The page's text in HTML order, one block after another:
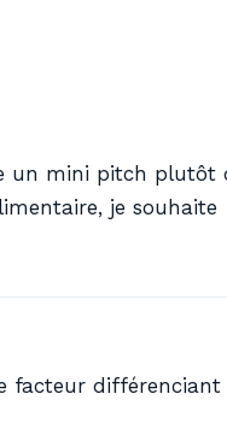
un mini pitch plutôt
je souhaite
facteur différenciant